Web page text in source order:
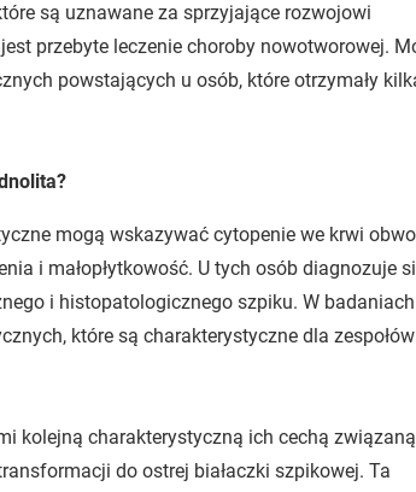
są uznawane za sprzyjające rozwojowi
przebyte leczenie choroby nowotworowej.
powstających u osób, które otrzymały
mogą wskazywać cytopenie we krwi
i małopłytkowość. U tych osób diagnozuje
i histopatologicznego szpiku. W badaniach
które są charakterystyczne dla zespołów
kolejną charakterystyczną ich cechą
do ostrej białaczki szpikowej. Ta